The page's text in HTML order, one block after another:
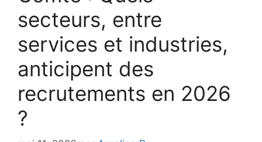
secteurs, entre
services et industries,
anticipent des
recrutements en 2026
?